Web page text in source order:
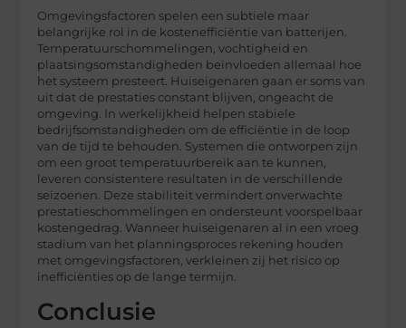
Omgevingsfactoren spelen een subtiele maar
belangrijke rol in de kostenefficiëntie van batterijen.
Temperatuurschommelingen, vochtigheid en
plaatsingsomstandigheden beïnvloeden allemaal hoe
het systeem presteert. Huiseigenaren gaan er soms van
uit dat de prestaties constant blijven, ongeacht de
omgeving. In werkelijkheid helpen stabiele
bedrijfsomstandigheden om de efficiëntie in de loop
van de tijd te behouden. Systemen die ontworpen zijn
om een groot temperatuurbereik aan te kunnen,
leveren consistentere resultaten in de verschillende
seizoenen. Deze stabiliteit vermindert onverwachte
prestatieschommelingen en ondersteunt voorspelbaar
kostengedrag. Wanneer huiseigenaren al in een vroeg
stadium van het planningsproces rekening houden
met omgevingsfactoren, verkleinen zij het risico op
inefficiënties op de lange termijn.
Conclusie